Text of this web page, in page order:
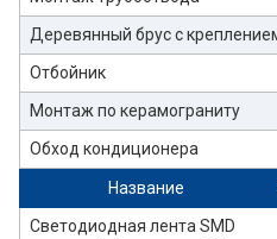
Деревянный брус с
Отбойник
Монтаж по керамограниту
Обход кондиционера
Название
Светодиодная лента SMD